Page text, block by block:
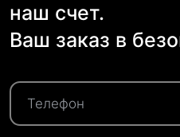
наш счет.
Ваш заказ в